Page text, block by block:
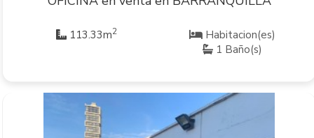
113.33m2
Habitacion(es)
1 Baño(s)